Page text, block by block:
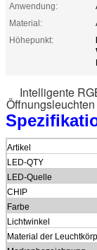
Anwendung:
Material:
Höhepunkt:
Intelligente
Artikel
LED-QTY
LED-Quelle
CHIP
Farbe
Lichtwinkel
Material der